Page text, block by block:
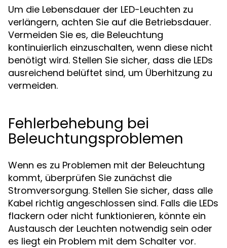
Um die Lebensdauer der LED-Leuchten zu
verlängern, achten Sie auf die Betriebsdauer.
Vermeiden Sie es, die Beleuchtung
kontinuierlich einzuschalten, wenn diese nicht
benötigt wird. Stellen Sie sicher, dass die LEDs
ausreichend belüftet sind, um Überhitzung zu
vermeiden.
Fehlerbehebung bei
Beleuchtungsproblemen
Wenn es zu Problemen mit der Beleuchtung
kommt, überprüfen Sie zunächst die
Stromversorgung. Stellen Sie sicher, dass alle
Kabel richtig angeschlossen sind. Falls die LEDs
flackern oder nicht funktionieren, könnte ein
Austausch der Leuchten notwendig sein oder
es liegt ein Problem mit dem Schalter vor.